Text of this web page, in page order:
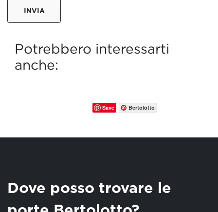
INVIA
Potrebbero interessarti
anche:
Save Bertolotto
Dove posso trovare le